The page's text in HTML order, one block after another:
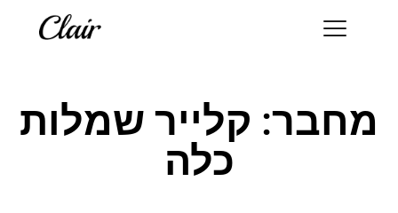
מחבר: קלייר שמלות
כלה